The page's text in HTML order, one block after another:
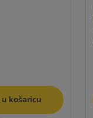
košaricu